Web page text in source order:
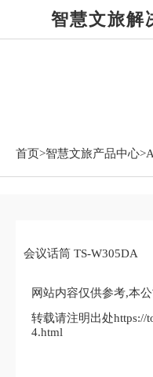
智慧文旅解
首页>智慧文旅产品中心
会议话筒 TS-W305DA
网站内容仅供参考,本
转载请注明出处https://
4.html